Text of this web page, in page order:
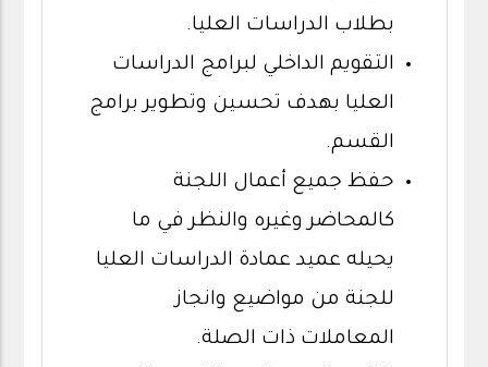
بطلاب الدراسات العليا.
التقويم الداخلي لبرامج الدراسات
العليا بهدف تحسين وتطوير برامج
القسم.
حفظ جميع أعمال اللجنة
كالمحاضر وغيره والنظر في ما
يحيله عميد عمادة الدراسات العليا
للجنة من مواضيع وانجاز
المعاملات ذات الصلة.